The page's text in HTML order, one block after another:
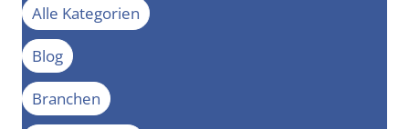
Alle Kategorien
Blog
Branchen